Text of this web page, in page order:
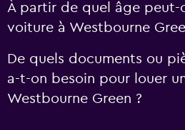
À partir de quel âge peut-
voiture à Westbourne
De quels documents ou
a-t-on besoin pour louer
Westbourne Green ?